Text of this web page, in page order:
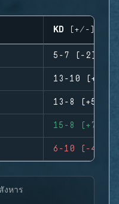
KD (+/-)
5-7 (-2)
13-10 (+3)
13-8 (+5)
15-8 (+7)
6-10 (-4)
งหาร